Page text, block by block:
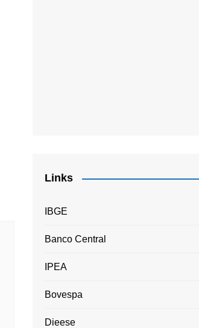
Links
IBGE
Banco Central
IPEA
Bovespa
Dieese